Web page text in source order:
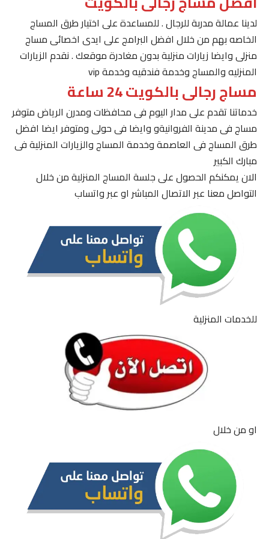
لدينا عمالة مدربة للرجال . للمساعدة على اختيار طرق المساج
الخاصه بهم من خلال افضل البرامج على ايدى اخصائى مساج
منزلى وايضا زيارات منزلية بدون مغادرة موقعك . نقدم الزيارات
المنزليه والمساج وخدمة فندقيه وخدمة vip
مساج رجالى بالكويت 24 ساعة
خدماتنا تقدم على مدار اليوم فى محافظات ومدرن الرياض متوفر
مساج فى مدينة الفروانيةو وايضا فى حولى ومتوفر ايضا افضل
طرق المساج فى العاصمة وخدمة المساج والزيارات المنزلية فى
مبارك الكبير
الان يمكنكم الحصول على جلسة المساج المنزلية من خلال
التواصل معنا عبر الاتصال المباشر او عبر واتساب
للخدمات المنزلية
او من خلال